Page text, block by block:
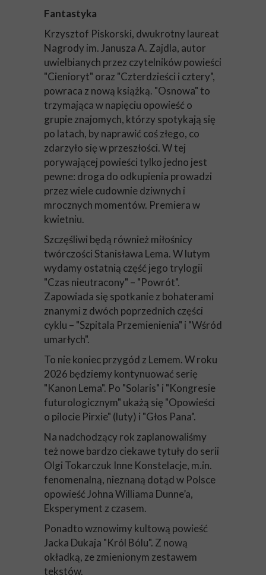
Fantastyka
Krzysztof Piskorski, dwukrotny laureat
Nagrody im. Janusza A. Zajdla, autor
uwielbianych przez czytelników powieści
"Cienioryt" oraz "Czterdzieści i cztery",
powraca z nową książką. "Osnowa" to
trzymająca w napięciu opowieść o
grupie znajomych, którzy spotykają się
po latach, by naprawić coś złego, co
zdarzyło się w przeszłości. W tej
porywającej powieści tylko jedno jest
pewne: droga do odkupienia prowadzi
przez wiele cudownie dziwnych i
mrocznych momentów. Premiera w
kwietniu.
Szczęśliwi będą również miłośnicy
twórczości Stanisława Lema. W lutym
wydamy ostatnią część jego trylogii
"Czas nieutracony" – "Powrót".
Zapowiada się spotkanie z bohaterami
znanymi z dwóch poprzednich części
cyklu – "Szpitala Przemienienia" i "Wśród
umarłych".
To nie koniec przygód z Lemem. W roku
2026 będziemy kontynuować serię
"Kanon Lema". Po "Solaris" i "Kongresie
futurologicznym" ukażą się "Opowieści
o pilocie Pirxie" (luty) i "Głos Pana".
Na nadchodzący rok zaplanowaliśmy
też nowe bardzo ciekawe tytuły do serii
Olgi Tokarczuk Inne Konstelacje, m.in.
fenomenalną, nieznaną dotąd w Polsce
opowieść Johna Williama Dunne’a,
Eksperyment z czasem.
Ponadto wznowimy kultową powieść
Jacka Dukaja "Król Bólu". Z nową
okładką, ze zmienionym zestawem
tekstów.